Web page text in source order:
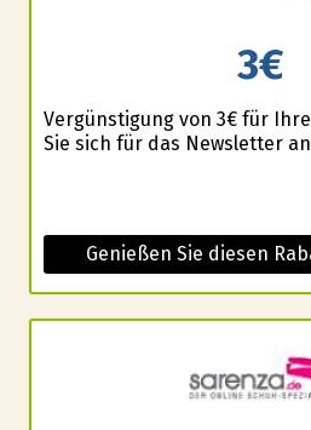
3€
Vergünstigung von 3€ für
Sie sich für das Newsletter
Genießen Sie diesen